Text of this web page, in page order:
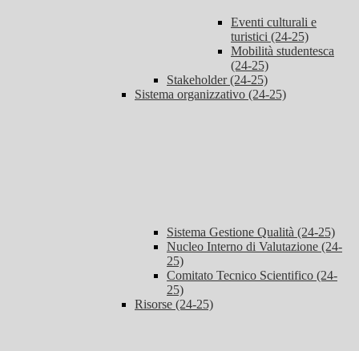
Eventi culturali e
turistici (24-25)
Mobilità studentesca
(24-25)
Stakeholder (24-25)
Sistema organizzativo (24-25)
Sistema Gestione Qualità (24-25)
Nucleo Interno di Valutazione (24-
25)
Comitato Tecnico Scientifico (24-
25)
Risorse (24-25)